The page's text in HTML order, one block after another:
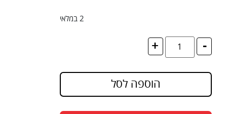
2 במלאי
-
+
הוספה לסל